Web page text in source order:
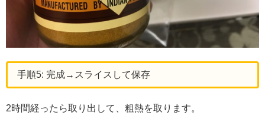
手順5: 完成→スライスして保存
2時間経ったら取り出して、粗熱を取ります。